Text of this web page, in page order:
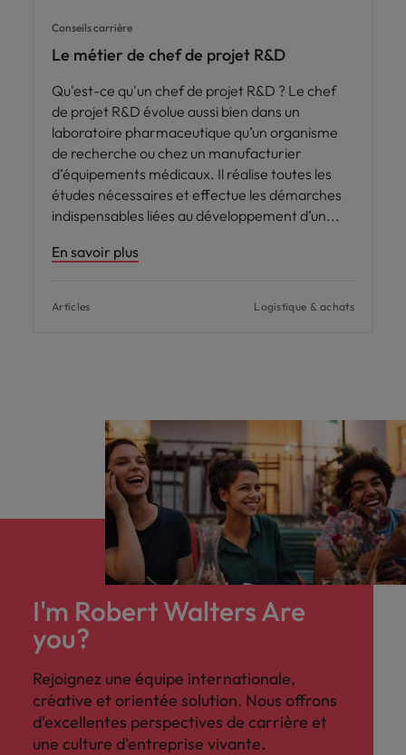
Conseils carrière
Le métier de chef de projet R&D
Qu'est-ce qu'un chef de projet R&D ? Le chef
de projet R&D évolue aussi bien dans un
laboratoire pharmaceutique qu’un organisme
de recherche ou chez un manufacturier
d’équipements médicaux. Il réalise toutes les
études nécessaires et effectue les démarches
indispensables liées au développement d’un
En savoir plus
Articles Logistique & achats
I'm Robert Walters Are
you?
Rejoignez une équipe internationale,
créative et orientée solution. Nous offrons
d'excellentes perspectives de carrière et
une culture d'entreprise vivante.